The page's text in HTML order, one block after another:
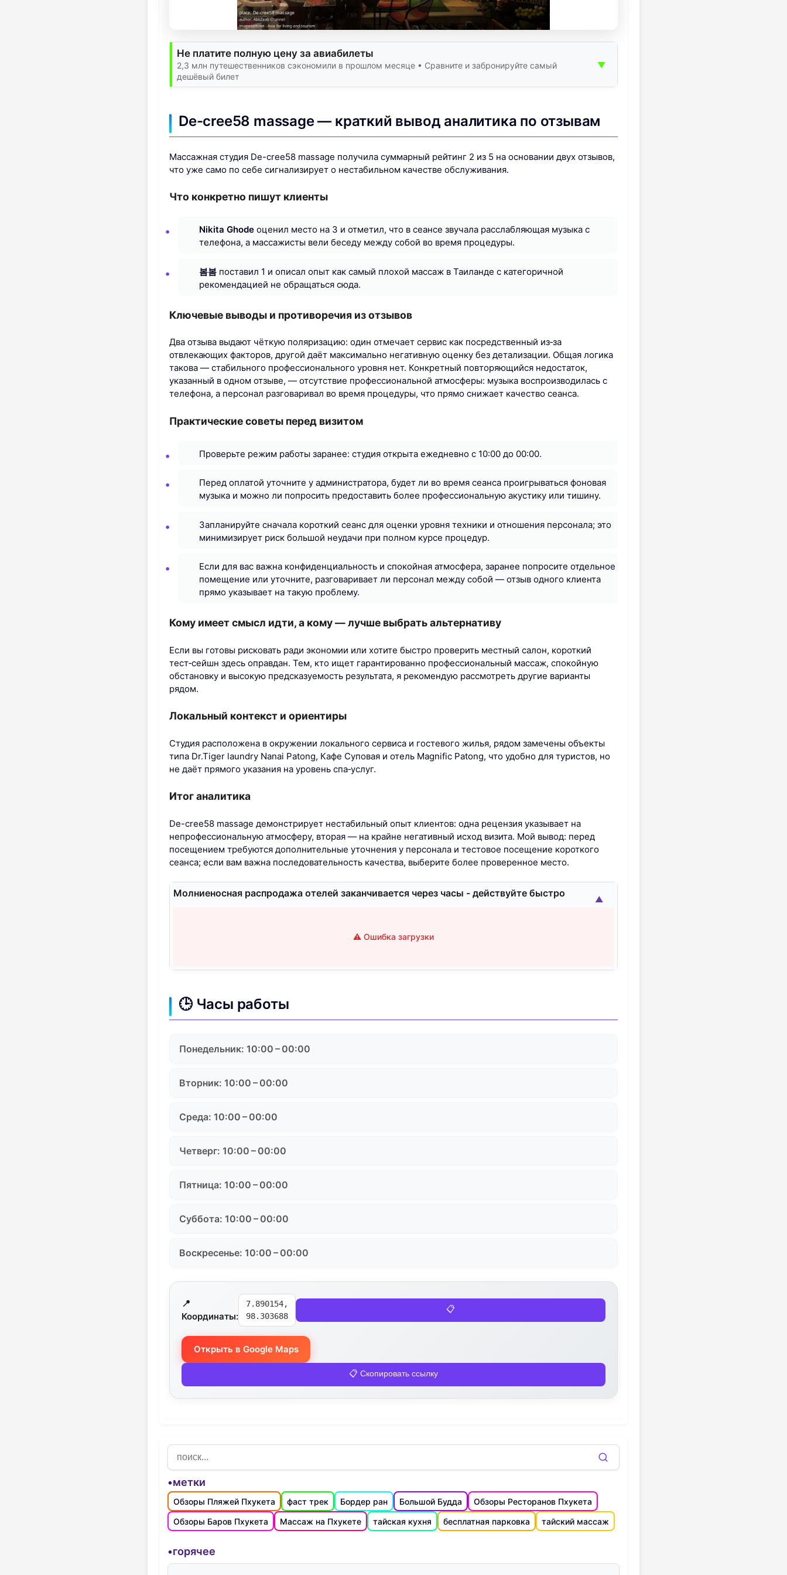
Не платите полную цену за авиабилеты
2,3 млн путешественников сэкономили в прошлом месяце • Сравните и забронируйте самый
дешёвый билет
▼
De-cree58 massage — краткий вывод аналитика по отзывам
Массажная студия De-cree58 massage получила суммарный рейтинг 2 из 5 на основании двух отзывов,
что уже само по себе сигнализирует о нестабильном качестве обслуживания.
Что конкретно пишут клиенты
Nikita Ghode оценил место на 3 и отметил, что в сеансе звучала расслабляющая музыка с
телефона, а массажисты вели беседу между собой во время процедуры.
봄봄 поставил 1 и описал опыт как самый плохой массаж в Таиланде с категоричной
рекомендацией не обращаться сюда.
Ключевые выводы и противоречия из отзывов
Два отзыва выдают чёткую поляризацию: один отмечает сервис как посредственный из‑за
отвлекающих факторов, другой даёт максимально негативную оценку без детализации. Общая логика
такова — стабильного профессионального уровня нет. Конкретный повторяющийся недостаток,
указанный в одном отзыве, — отсутствие профессиональной атмосферы: музыка воспроизводилась с
телефона, а персонал разговаривал во время процедуры, что прямо снижает качество сеанса.
Практические советы перед визитом
Проверьте режим работы заранее: студия открыта ежедневно с 10:00 до 00:00.
Перед оплатой уточните у администратора, будет ли во время сеанса проигрываться фоновая
музыка и можно ли попросить предоставить более профессиональную акустику или тишину.
Запланируйте сначала короткий сеанс для оценки уровня техники и отношения персонала; это
минимизирует риск большой неудачи при полном курсе процедур.
Если для вас важна конфиденциальность и спокойная атмосфера, заранее попросите отдельное
помещение или уточните, разговаривает ли персонал между собой — отзыв одного клиента
прямо указывает на такую проблему.
Кому имеет смысл идти, а кому — лучше выбрать альтернативу
Если вы готовы рисковать ради экономии или хотите быстро проверить местный салон, короткий
тест‑сейшн здесь оправдан. Тем, кто ищет гарантированно профессиональный массаж, спокойную
обстановку и высокую предсказуемость результата, я рекомендую рассмотреть другие варианты
рядом.
Локальный контекст и ориентиры
Студия расположена в окружении локального сервиса и гостевого жилья, рядом замечены объекты
типа Dr.Tiger laundry Nanai Patong, Кафе Суповая и отель Magnific Patong, что удобно для туристов, но
не даёт прямого указания на уровень спа‑услуг.
Итог аналитика
De-cree58 massage демонстрирует нестабильный опыт клиентов: одна рецензия указывает на
непрофессиональную атмосферу, вторая — на крайне негативный исход визита. Мой вывод: перед
посещением требуются дополнительные уточнения у персонала и тестовое посещение короткого
сеанса; если вам важна последовательность качества, выберите более проверенное место.
Молниеносная распродажа отелей заканчивается через часы - действуйте быстро
⚠️ Ошибка загрузки
▲
🕒 Часы работы
Понедельник: 10:00 – 00:00
Вторник: 10:00 – 00:00
Среда: 10:00 – 00:00
Четверг: 10:00 – 00:00
Пятница: 10:00 – 00:00
Суббота: 10:00 – 00:00
Воскресенье: 10:00 – 00:00
📍
Координаты:
7.890154,
98.303688
📋
Открыть в Google Maps
📋 Скопировать ссылку
•метки
Обзоры Пляжей Пхукета фаст трек Бордер ран Большой Будда
Обзоры Ресторанов Пхукета
Обзоры Баров Пхукета
Массаж на Пхукете тайская кухня бесплатная парковка тайский массаж
•горячее